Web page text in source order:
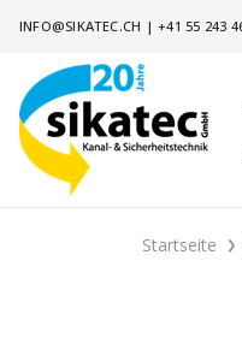
INFO@SIKATEC.CH |+41 55 243
Startseite